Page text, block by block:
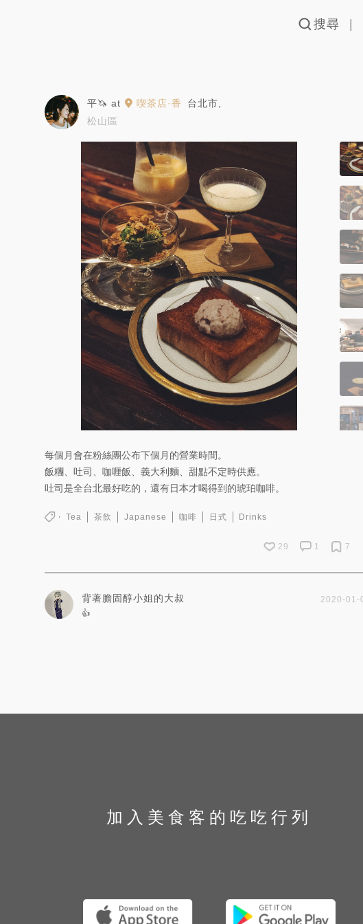
搜尋
平🦄 at 喫茶店·香 台北市
松山區
每個月會在粉絲團公布下個月的營業時間。
飯糰、吐司、咖喱飯、義大利麵、甜點不定時供應。
吐司是全台北最好吃的，還有日本才喝得到的琥珀咖啡。
Tea 茶飲 Japanese 咖啡 日式 Drinks
29 1 7
背著膽固醇小姐的大叔
2020-01-
👍
加入美食客的吃吃行列